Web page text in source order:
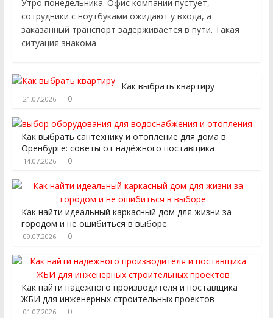
Утро понедельника. Офис компании пустует,
сотрудники с ноутбуками ожидают у входа, а
заказанный транспорт задерживается в пути. Такая
ситуация знакома
Как выбрать квартиру
21.07.2026 0
Как выбрать сантехнику и отопление для дома в
Оренбурге: советы от надёжного поставщика
14.07.2026 0
Как найти идеальный каркасный дом для жизни за
городом и не ошибиться в выборе
09.07.2026 0
Как найти надежного производителя и поставщика
ЖБИ для инженерных строительных проектов
01.07.2026 0